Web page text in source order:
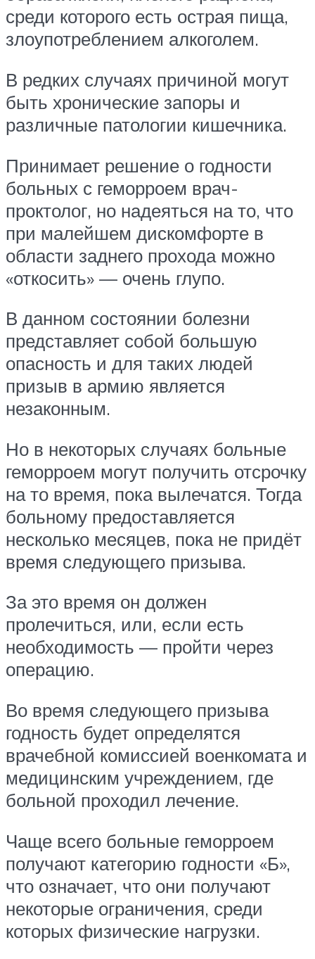
среди которого есть острая пища,
злоупотреблением алкоголем.
В редких случаях причиной могут
быть хронические запоры и
различные патологии кишечника.
Принимает решение о годности
больных с геморроем врач-
проктолог, но надеяться на то, что
при малейшем дискомфорте в
области заднего прохода можно
«откосить» — очень глупо.
В данном состоянии болезни
представляет собой большую
опасность и для таких людей
призыв в армию является
незаконным.
Но в некоторых случаях больные
геморроем могут получить отсрочку
на то время, пока вылечатся. Тогда
больному предоставляется
несколько месяцев, пока не придёт
время следующего призыва.
За это время он должен
пролечиться, или, если есть
необходимость — пройти через
операцию.
Во время следующего призыва
годность будет определятся
врачебной комиссией военкомата и
медицинским учреждением, где
больной проходил лечение.
Чаще всего больные геморроем
получают категорию годности «Б»,
что означает, что они получают
некоторые ограничения, среди
которых физические нагрузки.